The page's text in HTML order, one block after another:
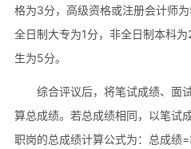
格为3分，高级资格或注册会计师
全日制大专为1分，非全日制本科
生为5分。
综合评议后，将笔试成绩、面
算总成绩。若总成绩相同，以笔试
职岗的总成绩计算公式为：总成绩